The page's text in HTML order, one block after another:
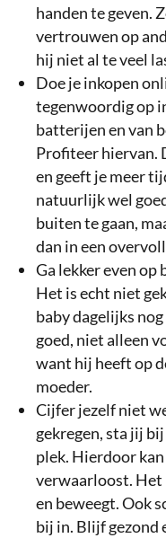
handen te geven.
vertrouwen op
hij niet al te veel
Doe je inkopen
tegenwoordig op
batterijen en van
Profiteer hiervan.
en geeft je meer
natuurlijk wel
buiten te gaan,
dan in een
Ga lekker even op
Het is echt niet
baby dagelijks
goed, niet alleen
want hij heeft op
moeder.
Cijfer jezelf niet
gekregen, sta jij
plek. Hierdoor
verwaarloost. Het
en beweegt. Ook
bij in. Blijf gezond